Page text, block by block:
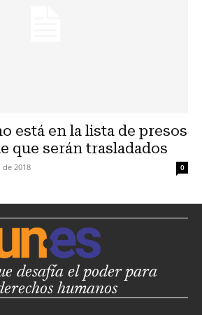
está en la lista de presos
que serán trasladados
de 2018 0
desafía el poder para
humanos